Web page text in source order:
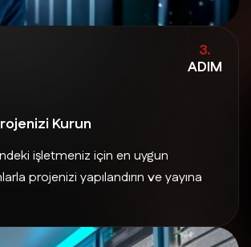
3.
ADIM
Kurun
işletmeniz için en uygun
projenizi yapılandırın ve yayına